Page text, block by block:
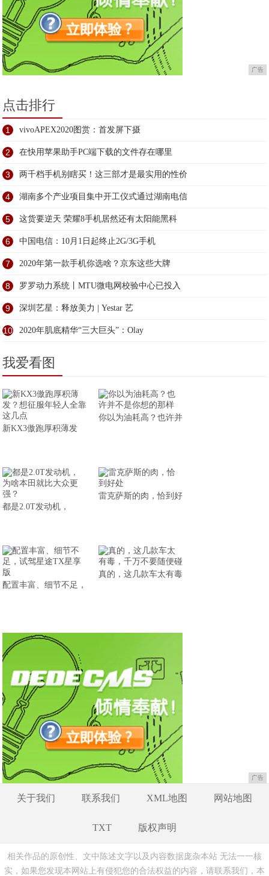
广告
点击排行
1 vivoAPEX2020图赏：首发屏下摄
2 在快用苹果助手PC端下载的文件存在哪里
3 两千档手机别瞎买！这三部才是最实用的性价
4 湖南多个产业项目集中开工仪式通过湖南电信
5 这货要逆天 荣耀8手机居然还有太阳能黑科
6 中国电信：10月1日起终止2G/3G手机
7 2020年第一款手机你选啥？京东这些大牌
8 罗罗动力系统丨MTU微电网校验中心已投入
9 深圳艺星：释放美力 | Yestar 艺
10 2020年肌底精华“三大巨头”：Olay
我爱看图
新KX3傲跑厚积薄发
你以为油耗高？也许并
都是2.0T发动机，
雷克萨斯的肉，恰到好
配置丰富、细节不足，
真的，这几款车太有毒
广告
关于我们 联系我们 XML地图 网站地图
TXT 版权声明
相关作品的原创性、文中陈述文字以及内容数据庞杂本站 无法一一核
实，如果您发现本网站上有侵犯您的合法权益的内容，请联系我们，本